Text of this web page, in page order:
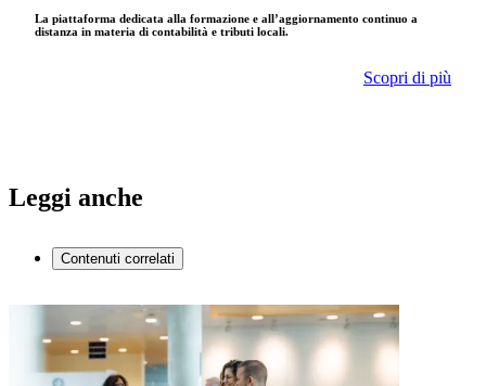
La piattaforma dedicata alla formazione e all’aggiornamento continuo a
distanza in materia di contabilità e tributi locali.
Scopri di più
Leggi anche
Contenuti correlati